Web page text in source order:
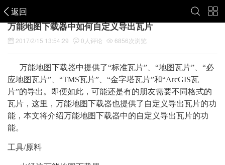
返回
万能地图下载器中如何自定义导出瓦片
2017/2/15 13:54:29 0 人评论 6856次浏览
万能地图下载器中提供了“标准瓦片”、“地图瓦片”、“必
应地图瓦片”、“TMS瓦片”、“金字塔瓦片”和“ArcGIS瓦
片”的导出。即便如此，可能还是有的朋友需要不同格式的
瓦片，这里，万能地图下载器也提供了自定义导出瓦片的功
能，本文将介绍万能地图下载器中的自定义导出瓦片的功
能。
工具/原料